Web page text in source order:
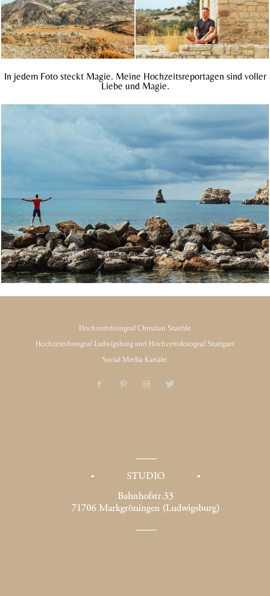
In jedem Foto steckt Magie. Meine Hochzeitsreportagen sind voller
Liebe und Magie.
Hochzeitsfotograf Christian Staehle
Hochzeitsfotograf Ludwigsburg und Hochzeitsfotograf Stuttgart
Social Media Kanäle: